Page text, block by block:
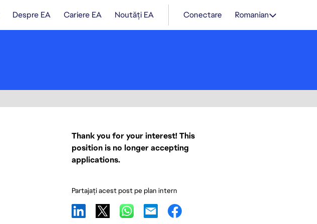
Despre EA Cariere EA Noutăți EA Conectare Romanian
Thank you for your interest! This
position is no longer accepting
applications.
Partajați acest post pe plan intern